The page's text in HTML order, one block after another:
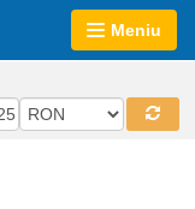
Meniu